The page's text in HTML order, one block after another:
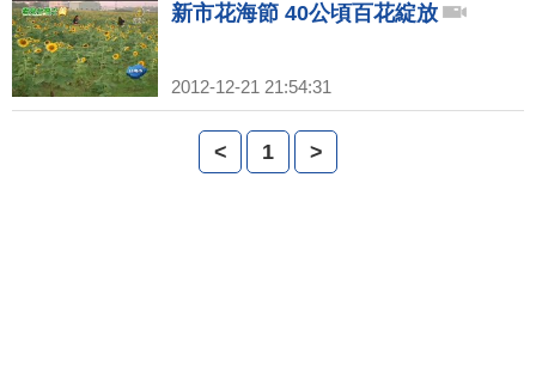
新市花海節 40公頃百花綻放
2012-12-21 21:54:31
< 1 >